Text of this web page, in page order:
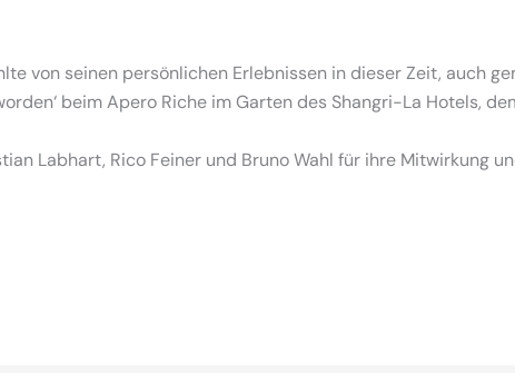
von seinen persönlichen Erlebnissen in dieser Zeit, auch
beim Apero Riche im Garten des Shangri-La Hotels,
Labhart, Rico Feiner und Bruno Wahl für ihre Mitwirkung